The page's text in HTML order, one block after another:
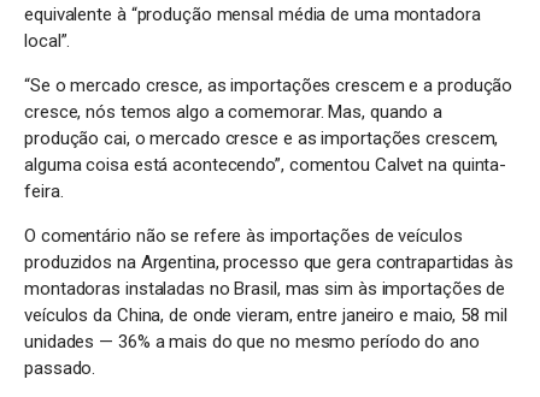
equivalente à “produção mensal média de uma montadora
local”.
“Se o mercado cresce, as importações crescem e a produção
cresce, nós temos algo a comemorar. Mas, quando a
produção cai, o mercado cresce e as importações crescem,
alguma coisa está acontecendo”, comentou Calvet na quinta-
feira.
O comentário não se refere às importações de veículos
produzidos na Argentina, processo que gera contrapartidas às
montadoras instaladas no Brasil, mas sim às importações de
veículos da China, de onde vieram, entre janeiro e maio, 58 mil
unidades — 36% a mais do que no mesmo período do ano
passado.